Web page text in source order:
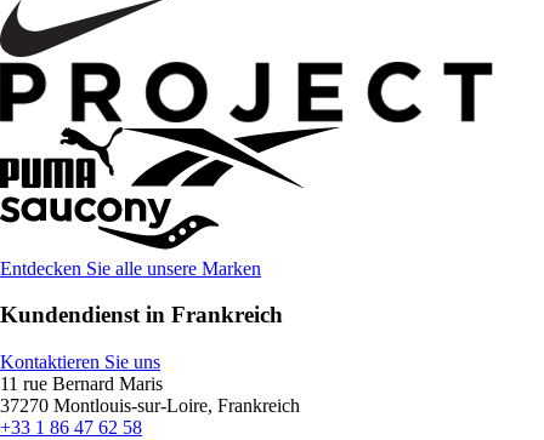
Entdecken Sie alle unsere Marken
Kundendienst in Frankreich
Kontaktieren Sie uns
11 rue Bernard Maris
37270 Montlouis-sur-Loire, Frankreich
+33 1 86 47 62 58